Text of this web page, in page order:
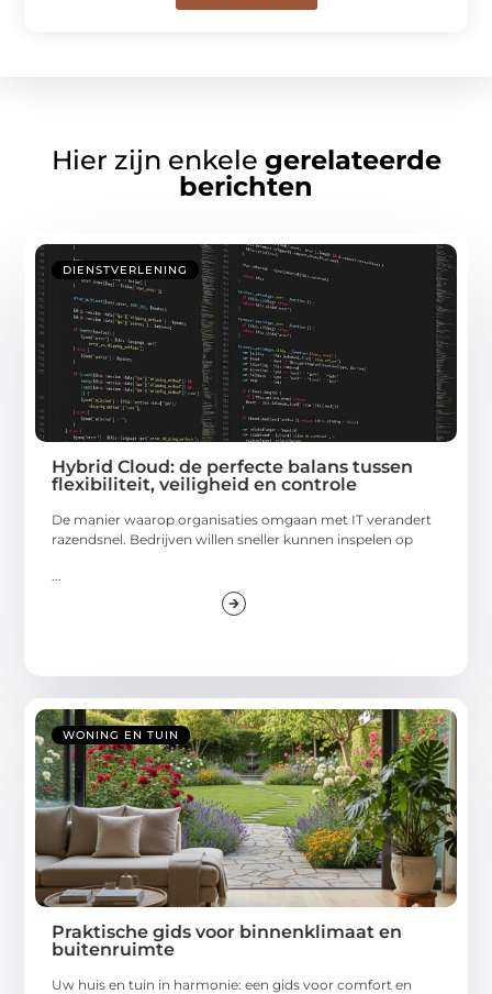
Hier zijn enkele gerelateerde
berichten
DIENSTVERLENING
Hybrid Cloud: de perfecte balans tussen
flexibiliteit, veiligheid en controle
De manier waarop organisaties omgaan met IT verandert
razendsnel. Bedrijven willen sneller kunnen inspelen op
WONING EN TUIN
Praktische gids voor binnenklimaat en
buitenruimte
Uw huis en tuin in harmonie: een gids voor comfort en